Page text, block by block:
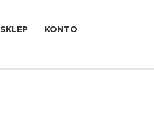
SKLEP KONTO